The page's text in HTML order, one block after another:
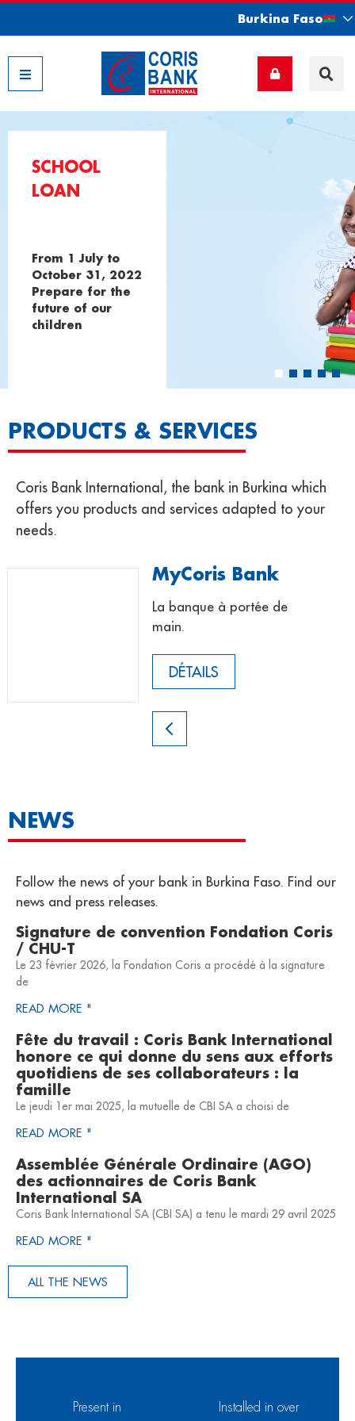
Burkina Faso
SCHOOL
LOAN
From 1 July to
October 31, 2022
Prepare for the
future of our
children
PRODUCTS & SERVICES
Coris Bank International, the bank in Burkina which
offers you products and services adapted to your
needs.
MyCoris Bank
La banque à portée de
main.
DÉTAILS
NEWS
Follow the news of your bank in Burkina Faso. Find our
news and press releases.
Signature de convention Fondation Coris
/ CHU-T
Le 23 février 2026, la Fondation Coris a procédé à la signature
de
READ MORE "
Fête du travail : Coris Bank International
honore ce qui donne du sens aux efforts
quotidiens de ses collaborateurs : la
famille
Le jeudi 1er mai 2025, la mutuelle de CBI SA a choisi de
READ MORE "
Assemblée Générale Ordinaire (AGO)
des actionnaires de Coris Bank
International SA
Coris Bank International SA (CBI SA) a tenu le mardi 29 avril 2025
READ MORE "
ALL THE NEWS
Present in Installed in over